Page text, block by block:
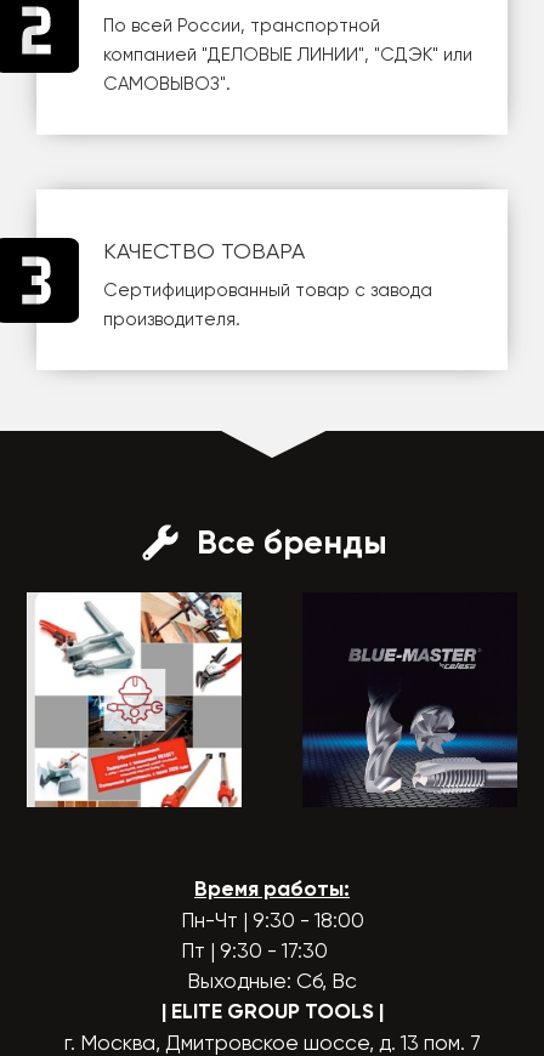
По всей России, транспортной
компанией "ДЕЛОВЫЕ ЛИНИИ", "СДЭК" или
САМОВЫВОЗ".
КАЧЕСТВО ТОВАРА
Сертифицированный товар с завода
производителя.
Все бренды
Время работы:
Пн-Чт | 9:30 - 18:00
Пт | 9:30 - 17:30
Выходные: Сб, Вс
| ELITE GROUP TOOLS |
г. Москва, Дмитровское шоссе, д. 13 пом. 7